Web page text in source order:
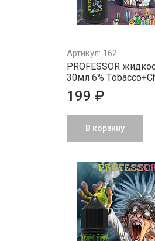
Артикул: 162
PROFESSOR
30мл 6%
199 ₽
В корзину